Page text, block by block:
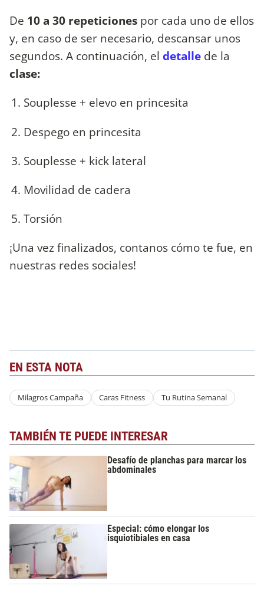
De 10 a 30 repeticiones por cada uno de ellos
y, en caso de ser necesario, descansar unos
segundos. A continuación, el detalle de la
clase:
Souplesse + elevo en princesita
Despego en princesita
Souplesse + kick lateral
Movilidad de cadera
Torsión
¡Una vez finalizados, contanos cómo te fue, en
nuestras redes sociales!
EN ESTA NOTA
Milagros Campaña Caras Fitness Tu Rutina Semanal
TAMBIÉN TE PUEDE INTERESAR
Desafío de planchas para marcar los
abdominales
Especial: cómo elongar los
isquiotibiales en casa